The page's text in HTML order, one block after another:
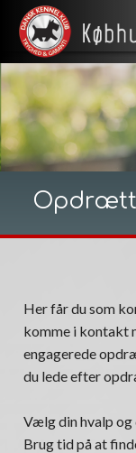
Her får du som
komme i kontakt
engagerede
du lede efter
Vælg din hvalp
Brug tid på at